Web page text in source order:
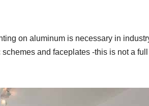
on aluminum is necessary in
and faceplates -this is not a